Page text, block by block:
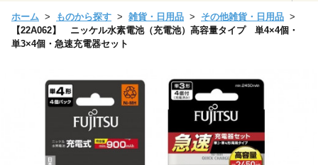
ホーム ものから探す 雑貨・日用品
その他雑貨・日用品
【22A062】 ニッケル水素電池（充電池）高容量タイプ 単4×4個・
単3×4個・急速充電器セット